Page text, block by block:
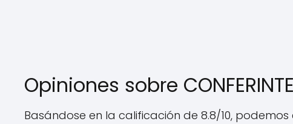
Opiniones sobre
Basándose en la calificación de 8.8/10,